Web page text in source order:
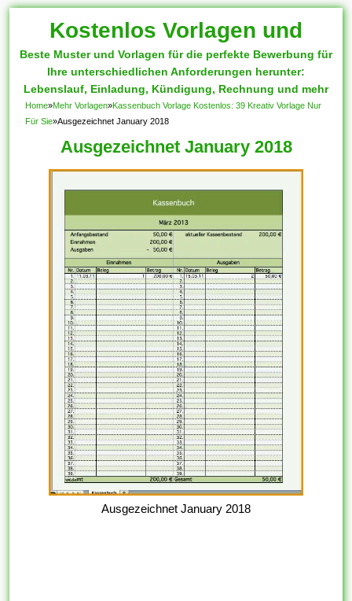
Kostenlos Vorlagen und
Muster
Beste Muster und Vorlagen für die perfekte Bewerbung für
Ihre unterschiedlichen Anforderungen herunter:
Lebenslauf, Einladung, Kündigung, Rechnung und mehr
Home»Mehr Vorlagen»Kassenbuch Vorlage Kostenlos: 39 Kreativ Vorlage Nur
Für Sie»Ausgezeichnet January 2018
Ausgezeichnet January 2018
Ausgezeichnet January 2018